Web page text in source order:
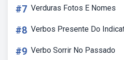
#7 Verduras Fotos E Nomes
#8 Verbos Presente Do
#9 Verbo Sorrir No Passado